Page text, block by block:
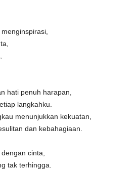
hati penuh harapan,
langkahku.
menunjukkan kekuatan,
dan kebahagiaan.
cinta,
tak terhingga.